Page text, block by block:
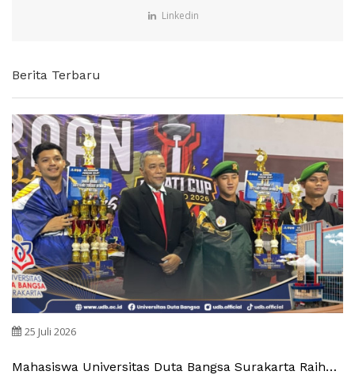
Linkedin
Berita Terbaru
25 Juli 2026
Mahasiswa Universitas Duta Bangsa Surakarta Raih